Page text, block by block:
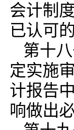
会计制
已认可
第十
定实施
计报告
响做出